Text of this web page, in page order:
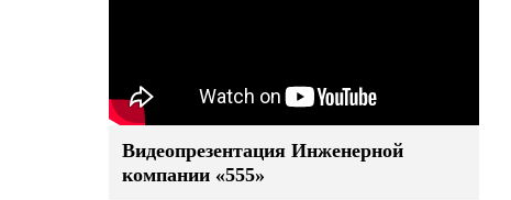
Видеопрезентация Инженерной
компании «555»